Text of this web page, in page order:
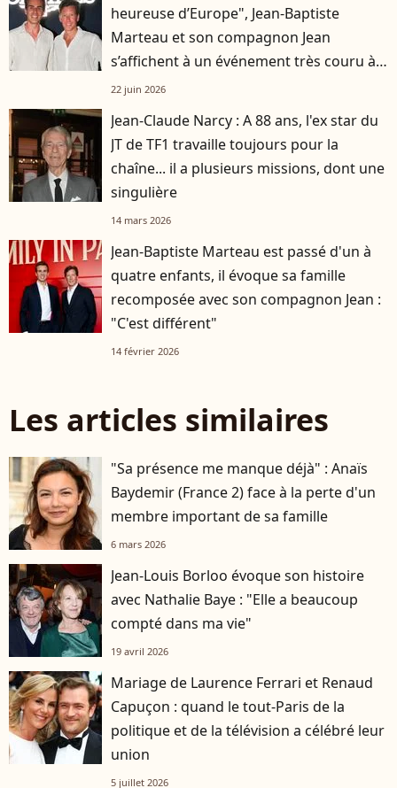
heureuse d’Europe", Jean-Baptiste
Marteau et son compagnon Jean
s’affichent à un événement très couru à
Paris
22 juin 2026
Jean-Claude Narcy : A 88 ans, l'ex star du
JT de TF1 travaille toujours pour la
chaîne... il a plusieurs missions, dont une
singulière
14 mars 2026
Jean-Baptiste Marteau est passé d'un à
quatre enfants, il évoque sa famille
recomposée avec son compagnon Jean :
"C'est différent"
14 février 2026
Les articles similaires
"Sa présence me manque déjà" : Anaïs
Baydemir (France 2) face à la perte d'un
membre important de sa famille
6 mars 2026
Jean-Louis Borloo évoque son histoire
avec Nathalie Baye : "Elle a beaucoup
compté dans ma vie"
19 avril 2026
Mariage de Laurence Ferrari et Renaud
Capuçon : quand le tout-Paris de la
politique et de la télévision a célébré leur
union
5 juillet 2026